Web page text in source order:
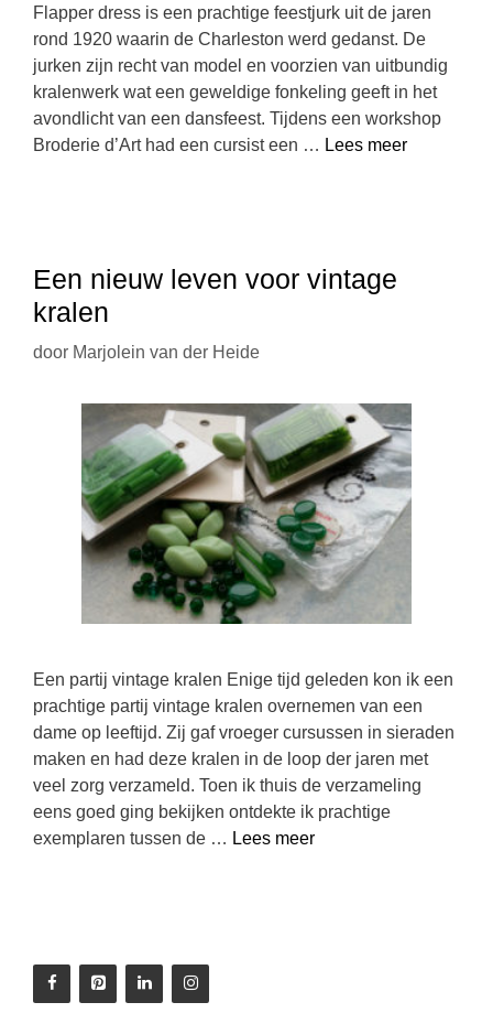
Flapper dress is een prachtige feestjurk uit de jaren
rond 1920 waarin de Charleston werd gedanst. De
jurken zijn recht van model en voorzien van uitbundig
kralenwerk wat een geweldige fonkeling geeft in het
avondlicht van een dansfeest. Tijdens een workshop
Broderie d’Art had een cursist een … Lees meer
Een nieuw leven voor vintage
kralen
door Marjolein van der Heide
Een partij vintage kralen Enige tijd geleden kon ik een
prachtige partij vintage kralen overnemen van een
dame op leeftijd. Zij gaf vroeger cursussen in sieraden
maken en had deze kralen in de loop der jaren met
veel zorg verzameld. Toen ik thuis de verzameling
eens goed ging bekijken ontdekte ik prachtige
exemplaren tussen de … Lees meer